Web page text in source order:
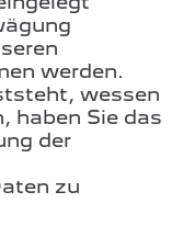
werden.
wessen
haben Sie das
der
zu